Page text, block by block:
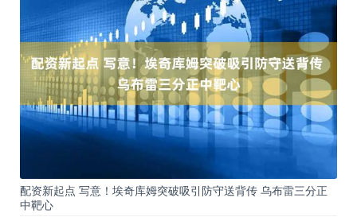
配资新起点 写意！埃奇库姆突破吸引防守送背传 乌布雷三分正
中靶心